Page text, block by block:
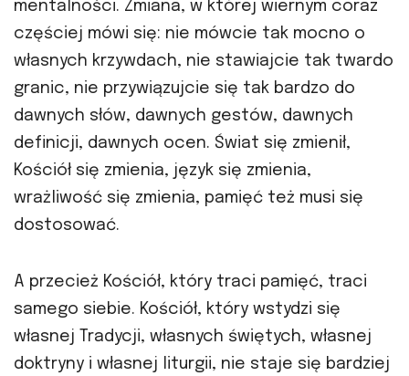
mentalności. Zmiana, w której wiernym coraz
częściej mówi się: nie mówcie tak mocno o
własnych krzywdach, nie stawiajcie tak twardo
granic, nie przywiązujcie się tak bardzo do
dawnych słów, dawnych gestów, dawnych
definicji, dawnych ocen. Świat się zmienił,
Kościół się zmienia, język się zmienia,
wrażliwość się zmienia, pamięć też musi się
dostosować.
A przecież Kościół, który traci pamięć, traci
samego siebie. Kościół, który wstydzi się
własnej Tradycji, własnych świętych, własnej
doktryny i własnej liturgii, nie staje się bardziej